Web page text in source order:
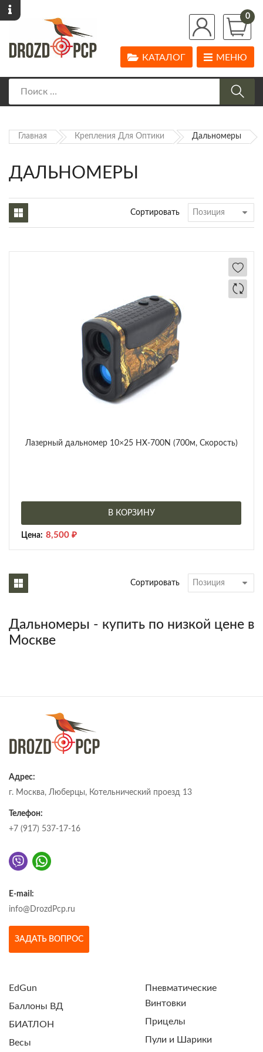
0
МЕНЮ
КАТАЛОГ
Главная Крепления Для Оптики Дальномеры
ДАЛЬНОМЕРЫ
Сортировать
Лазерный дальномер 10×25 HX-700N (700м, Скорость)
В КОРЗИНУ
Цена: 8,500 ₽
Сортировать
Дальномеры - купить по низкой цене в
Москве
Адрес:
г. Москва, Люберцы, Котельнический проезд 13
Телефон:
+7 (917) 537-17-16
E-mail:
info@DrozdPcp.ru
ЗАДАТЬ ВОПРОС
EdGun
Баллоны ВД
БИАТЛОН
Весы
Пневматические
Винтовки
Прицелы
Пули и Шарики